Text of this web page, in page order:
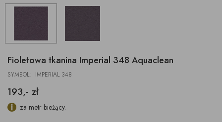
Fioletowa tkanina Imperial 348 Aquaclean
SYMBOL: IMPERIAL 348
193,- zł
za metr bieżący.